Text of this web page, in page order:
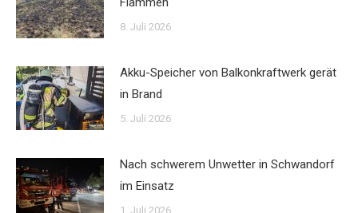
8. Juli 2026
Akku-Speicher von Balkonkraftwerk gerät
in Brand
5. Juli 2026
Nach schwerem Unwetter in Schwandorf
im Einsatz
1. Juli 2026